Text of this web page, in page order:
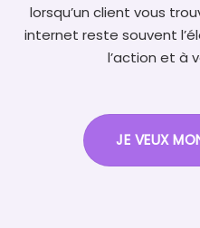
lorsqu’un client vous
internet reste souvent
l’action et à
JE VEUX